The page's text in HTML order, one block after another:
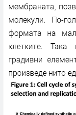
мембраната,
молекули. По-
формата на
клетките.
градивни
произведе нито